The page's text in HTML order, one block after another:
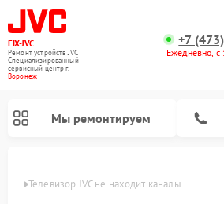
FIX-JVC
Ремонт устройств JVC
Специализированный
cервисный центр г.
Воронеж
+7
Ежедневно,
Мы ремонтируем
Телевизор JVC не находит каналы